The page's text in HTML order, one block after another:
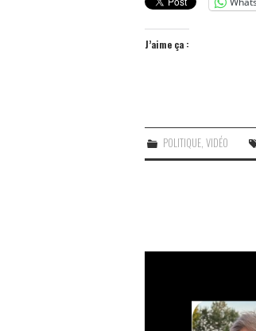
J’aime ça :
POLITIQUE ,VIDÉO